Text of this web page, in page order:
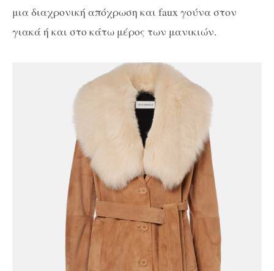
μια διαχρονική απόχρωση και faux γούνα στον
γιακά ή και στο κάτω μέρος των μανικιών.